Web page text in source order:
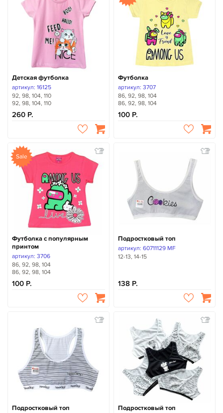
Детская футболка
артикул: 16125
92, 98, 104, 110
92, 98, 104, 110
260
Футболка
артикул: 3707
86, 92, 98, 104
86, 92, 98, 104
100
Sale
Футболка с популярным
принтом
артикул: 3706
86, 92, 98, 104
86, 92, 98, 104
100
Подростковый топ
артикул: 60711129 MF
12-13, 14-15
138
Подростковый топ Подростковый топ